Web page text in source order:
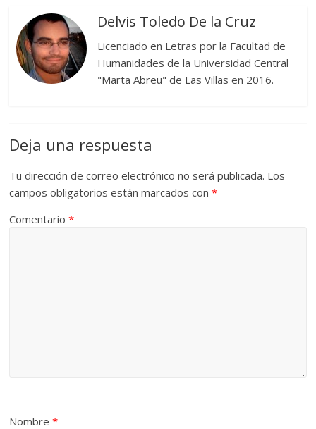
Delvis Toledo De la Cruz
Licenciado en Letras por la Facultad de
Humanidades de la Universidad Central
"Marta Abreu" de Las Villas en 2016.
Deja una respuesta
Tu dirección de correo electrónico no será publicada. Los
campos obligatorios están marcados con*
Comentario*
Nombre*